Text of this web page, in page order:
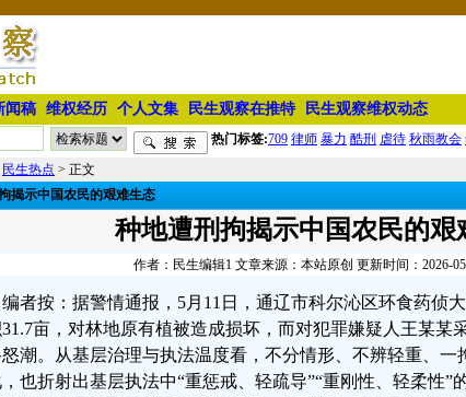
闻稿 维权经历 个人文集 民生观察在推特 民生观察维权动态
热门标签:709 律师 暴力 酷刑 虐待 秋雨教会
民生热点 > 正文
揭示中国农民的艰难生态
种地遭刑拘揭示中国农民的艰
作者：民生编辑1 文章来源：本站原创 更新时间：2026-
编者按：据警情通报，5月11日，通辽市科尔沁区环食药侦
亩，对林地原有植被造成损坏，而对犯罪嫌疑人王某某
潮。从基层治理与执法温度看，不分情形、不辨轻重、一
也折射出基层执法中“重惩戒、轻疏导”“重刚性、轻柔性”